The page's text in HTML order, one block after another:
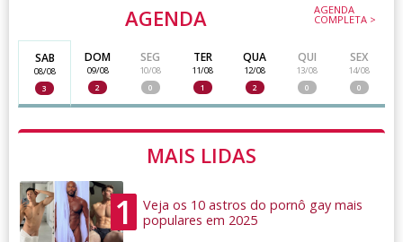
AGENDA AGENDA
COMPLETA >
SAB
08/08
3
DOM
09/08
2
SEG
10/08
0
TER
11/08
1
QUA
12/08
2
QUI
13/08
0
SEX
14/08
0
MAIS LIDAS
1
Veja os 10 astros do pornô gay mais
populares em 2025